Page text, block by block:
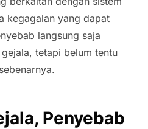
kegagalan yang dapat
langsung saja
tetapi belum tentu
Penyebab